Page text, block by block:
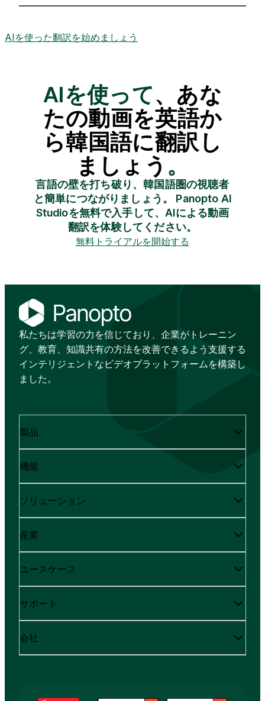
AIを使った翻訳を始めましょう
AIを使って、あな
たの動画を英語か
ら韓国語に翻訳し
ましょう 。
言語の壁を打ち破り、韓国語圏の視聴者
と簡単につながりましょう。 Panopto AI
Studioを無料で入手して、AIによる動画
翻訳を体験してください。
無料トライアルを開始する
私たちは学習の力を信じており、企業がトレーニン
グ、教育、知識共有の方法を改善できるよう支援する
インテリジェントなビデオプラットフォームを構築し
ました。
製品
機能
ソリューション
産業
ユースケース
サポート
会社